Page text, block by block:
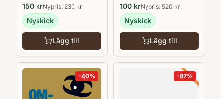
150 krNypris: 230kr
Nyskick
Lägg till
100 krNypris: 520kr
Nyskick
Lägg till
-40% -87%